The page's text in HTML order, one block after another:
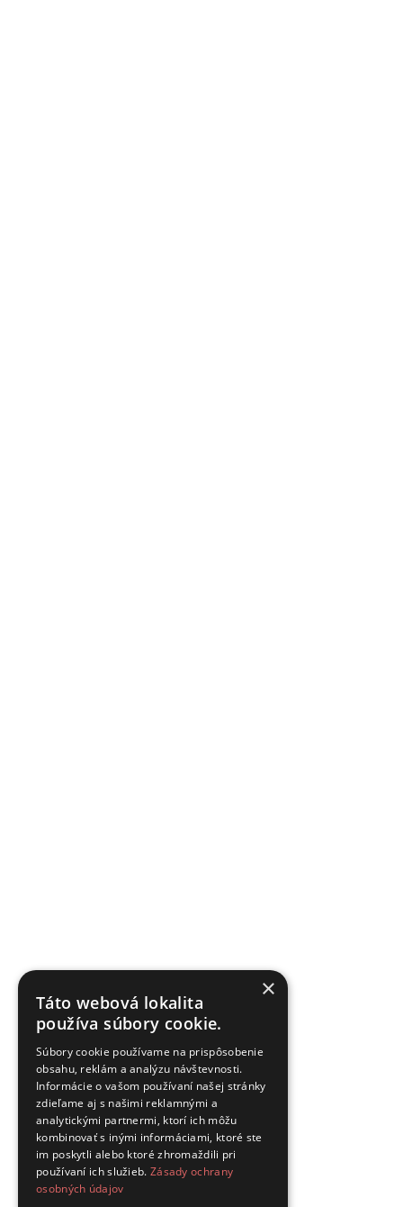
×
Táto webová lokalita
používa súbory cookie.
Súbory cookie používame na prispôsobenie
obsahu, reklám a analýzu návštevnosti.
Informácie o vašom používaní našej stránky
zdieľame aj s našimi reklamnými a
analytickými partnermi, ktorí ich môžu
kombinovať s inými informáciami, ktoré ste
im poskytli alebo ktoré zhromaždili pri
používaní ich služieb. Zásady ochrany
osobných údajov